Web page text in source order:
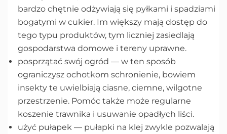
bardzo chętnie odżywiają się pyłkami i spadziami
bogatymi w cukier. Im większy mają dostęp do
tego typu produktów, tym liczniej zasiedlają
gospodarstwa domowe i tereny uprawne.
posprzątać swój ogród — w ten sposób
ograniczysz ochotkom schronienie, bowiem
insekty te uwielbiają ciasne, ciemne, wilgotne
przestrzenie. Pomóc także może regularne
koszenie trawnika i usuwanie opadłych liści.
użyć pułapek — pułapki na klej zwykle pozwalają